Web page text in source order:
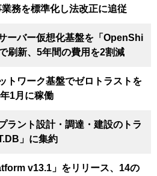
務を標準化し法改正に追従
ーバー仮想化基盤を「OpenShi
刷新、5年間の費用を2割減
トワーク基盤でゼロトラストを
1月に稼働
ラント設計・調達・建設のトラ
」に集約
v13.1」をリリース、14の